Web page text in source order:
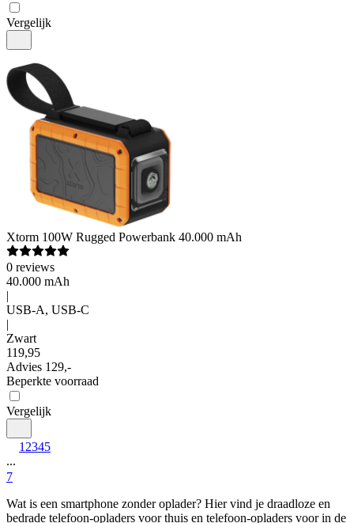
Vergelijk
Xtorm 100W Rugged Powerbank 40.000 mAh
0 reviews
40.000 mAh
|
USB-A, USB-C
|
Zwart
119,95
Advies 129,-
Beperkte voorraad
Vergelijk
1 2345
...
7
Wat is een smartphone zonder oplader? Hier vind je draadloze en
bedrade telefoon-opladers voor thuis en telefoon-opladers voor in de